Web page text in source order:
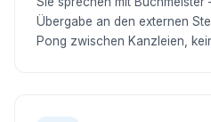
Übergabe an den externen
Pong zwischen Kanzleien,